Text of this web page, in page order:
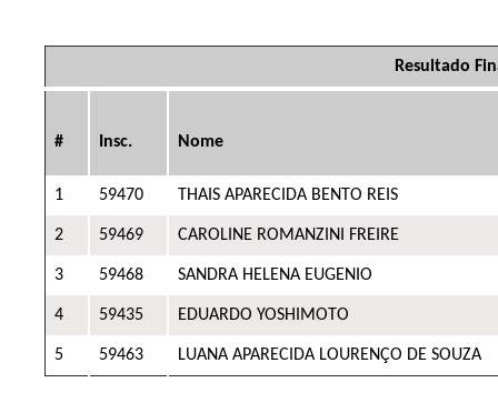
Resultado
# Insc. Nome
1 59470 THAIS APARECIDA BENTO REIS
2 59469 CAROLINE ROMANZINI FREIRE
3 59468 SANDRA HELENA EUGENIO
4 59435 EDUARDO YOSHIMOTO
5 59463 LUANA APARECIDA LOURENÇO DE SOUZA